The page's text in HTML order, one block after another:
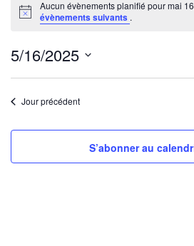
for
16,
2025
Notice
Aucun évènements planifié pour mai
évènements suivants .
5/16/2025
Sélectionnez
uneJour précédent
S’abonner au